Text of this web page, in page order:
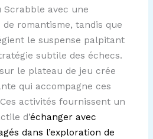
Scrabble avec une
romantisme, tandis que
le suspense palpitant
subtile des échecs.
le plateau de jeu crée
qui accompagne ces
activités fournissent un
d’échanger avec
dans l’exploration de